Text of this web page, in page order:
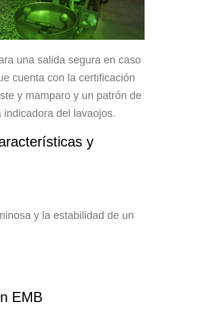
una salida segura en caso
cuenta con la certificación
y mamparo y un patrón de
del lavaojos.
y
y la estabilidad de un
EMB